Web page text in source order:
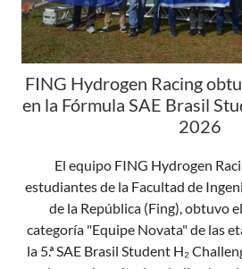
FING Hydrogen Racing
en la Fórmula SAE Brasil
2026
El equipo FING Hydrogen
estudiantes de la Facultad de
de la República (Fing), obtuvo
categoría "Equipe Novata" de las
la 5.ª SAE Brasil Student H₂